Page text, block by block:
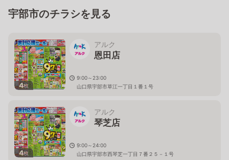
宇部市のチラシを見る
4枚
アルク
恩田店
9:00～23:00
山口県宇部市草江一丁目１番１号
4枚
アルク
琴芝店
9:00～24:00
山口県宇部市西琴芝一丁目７番２５－１号